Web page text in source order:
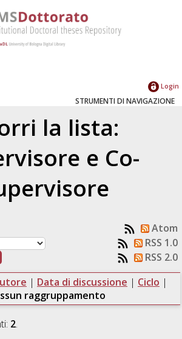
Login
STRUMENTI DI NAVIGAZIONE
la lista:
e Co-
Atom
RSS 1.0
RSS 2.0
| Data di discussione | Ciclo |
raggruppamento
2.